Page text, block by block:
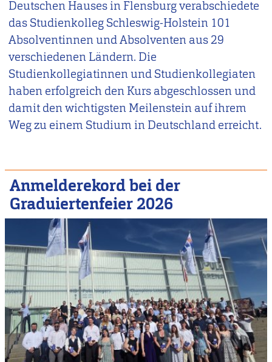
Deutschen Hauses in Flensburg verabschiedete
das Studienkolleg Schleswig-Holstein 101
Absolventinnen und Absolventen aus 29
verschiedenen Ländern. Die
Studienkollegiatinnen und Studienkollegiaten
haben erfolgreich den Kurs abgeschlossen und
damit den wichtigsten Meilenstein auf ihrem
Weg zu einem Studium in Deutschland erreicht.
Anmelderekord bei der
Graduiertenfeier 2026